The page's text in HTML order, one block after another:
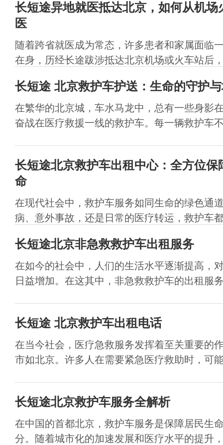
长短途异地就医抵达北京，如何从机场
医
随着跨省就医成为常态，许多患者和家属面临
在身，历经长途跋涉抵达北京机场或火车站后
长短途​ 北京救护车护送：生命的守护
在繁华的北京城，车水马龙中，总有一些身影
奋战在医疗救援一线的救护车。每一辆救护车
长短途北京救护车出租中心：全方位保
命
在现代社会中，救护车服务如同生命的绿色通
病、意外事故，还是日常的医疗转运，救护车
长短途北京非急救救护车出租服务
在如今的社会中，人们的生活水平逐渐提高，
日益增加。在这其中，非急救救护车的出租服
长短途​ 北京救护车出租电话
在当今社会，医疗急救服务发挥着至关重要的
市如北京。许多人在需要紧急医疗救助时，可
长短途北京救护车服务全解析
在中国的首都北京，救护车服务是保障居民生
分。随着城市化的加速发展和医疗水平的提升